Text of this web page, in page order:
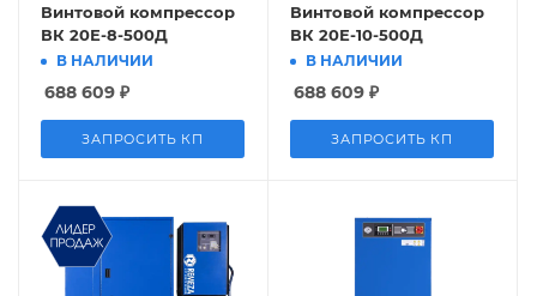
Винтовой компрессор
ВК 20Е-8-500Д
В НАЛИЧИИ
688 609 ₽
ЗАПРОСИТЬ КП
Винтовой компрессор
ВК 20Е-10-500Д
В НАЛИЧИИ
688 609 ₽
ЗАПРОСИТЬ КП